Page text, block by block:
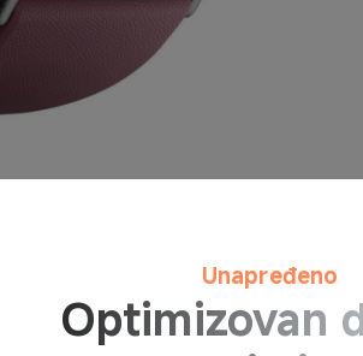
Unapređeno
Optimizovan